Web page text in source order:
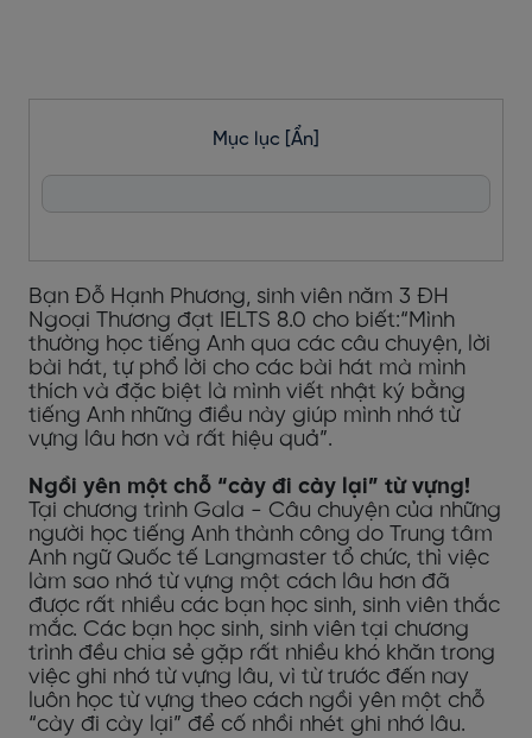
Mục lục [Ẩn]
Bạn Đỗ Hạnh Phương, sinh viên năm 3 ĐH
Ngoại Thương đạt IELTS 8.0 cho biết:“Mình
thường học tiếng Anh qua các câu chuyện, lời
bài hát, tự phổ lời cho các bài hát mà mình
thích và đặc biệt là mình viết nhật ký bằng
tiếng Anh những điều này giúp mình nhớ từ
vựng lâu hơn và rất hiệu quả”.
Ngồi yên một chỗ “cày đi cày lại” từ vựng!
Tại chương trình Gala - Câu chuyện của những
người học tiếng Anh thành công do Trung tâm
Anh ngữ Quốc tế Langmaster tổ chức, thì việc
làm sao nhớ từ vựng một cách lâu hơn đã
được rất nhiều các bạn học sinh, sinh viên thắc
mắc. Các bạn học sinh, sinh viên tại chương
trình đều chia sẻ gặp rất nhiều khó khăn trong
việc ghi nhớ từ vựng lâu, vì từ trước đến nay
luôn học từ vựng theo cách ngồi yên một chỗ
“cày đi cày lại” để cố nhồi nhét ghi nhớ lâu.